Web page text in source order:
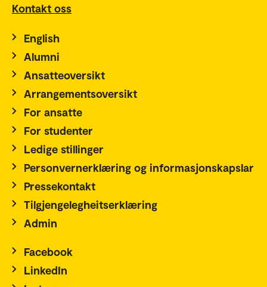
Kontakt oss
English
Alumni
Ansatteoversikt
Arrangementsoversikt
For ansatte
For studenter
Ledige stillinger
Personvernerklæring og informasjonskapslar
Pressekontakt
Tilgjengelegheitserklæring
Admin
Facebook
LinkedIn